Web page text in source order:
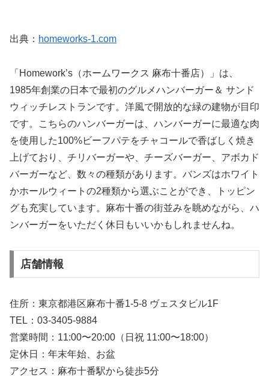
出典： homeworks-1.com
「Homework’s（ホームワークス 麻布十番店）」は、
1985年創業の日本で最初のグルメハンバーガー＆ サンド
ウィッチレストランです。洋風で開放的な緑の建物が目印
です。こちらのハンバーガーは、ハンバーガーに最適な肉
を使用した100%ビーフパテをチャコールで香ばしく焼き
上げており、チリバーガーや、チーズバーガー、アボカド
バーガーなど、数々の種類があります。バンズはホワイト
かホールウィートの2種類から選ぶことができ、トッピン
グも充実しています。麻布十番の街並みを眺めながら、ハ
ンバーガーをいただく休日もいいかもしれませんね。
店舗情報
住所：東京都港区麻布十番1-5-8 ヴェスタビル1F
TEL：03-3405-9884
営業時間：11:00〜20:00（日祝 11:00〜18:00）
定休日：年末年始、お盆
アクセス：麻布十番駅から徒歩5分